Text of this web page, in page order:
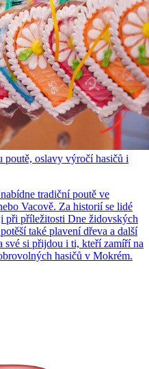
oslavy výročí hasičů i
tradiční poutě ve
Vacově. Za historií se lidé
při příležitosti Dne židovských
také plavení dřeva a další
své si přijdou i ti, kteří zamíří na
hasičů v Mokrém.